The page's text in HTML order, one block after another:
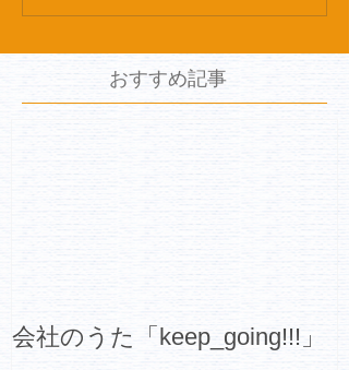
おすすめ記事
会社のうた「keep_going!!!」